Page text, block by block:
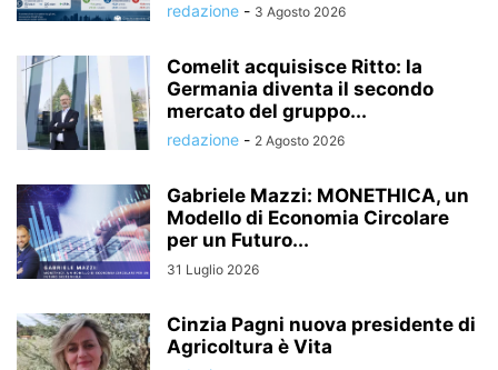
redazione - 3 Agosto 2026
Comelit acquisisce Ritto: la
Germania diventa il secondo
mercato del gruppo...
redazione - 2 Agosto 2026
Gabriele Mazzi: MONETHICA, un
Modello di Economia Circolare
per un Futuro...
31 Luglio 2026
Cinzia Pagni nuova presidente di
Agricoltura è Vita